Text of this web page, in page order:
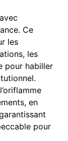
Ce
les
les
pour habiller
en
pour